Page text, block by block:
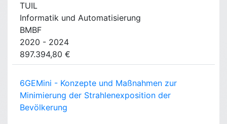
TUIL
Informatik und Automatisierung
BMBF
2020 - 2024
897.394,80 €
6GEMini - Konzepte und Maßnahmen zur
Minimierung der Strahlenexposition der
Bevölkerung